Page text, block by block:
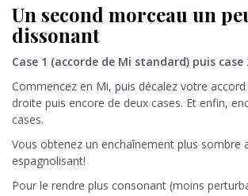
Un second morceau un
dissonant
Case 1 (accorde de Mi standard) puis case
Commencez en Mi, puis décalez votre accord
droite puis encore de deux cases. Et enfin,
cases.
Vous obtenez un enchaînement plus sombre
espagnolisant!
Pour le rendre plus consonant (moins